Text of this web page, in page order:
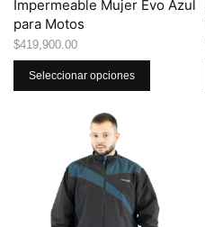
Impermeable Mujer Evo Azul
para Motos
$419,900.00
Seleccionar opciones